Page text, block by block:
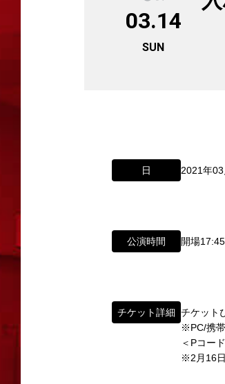
03.14
SUN
日 2021年03
公演時間 開場
チケット詳細 チケット
※PC/携
＜Pコー
※2月16
「角座」の名称は、「角
所属オーディションに
以下のアドレスからお問
大阪本社 タレント開発室：
東京支社 タレント開発室：